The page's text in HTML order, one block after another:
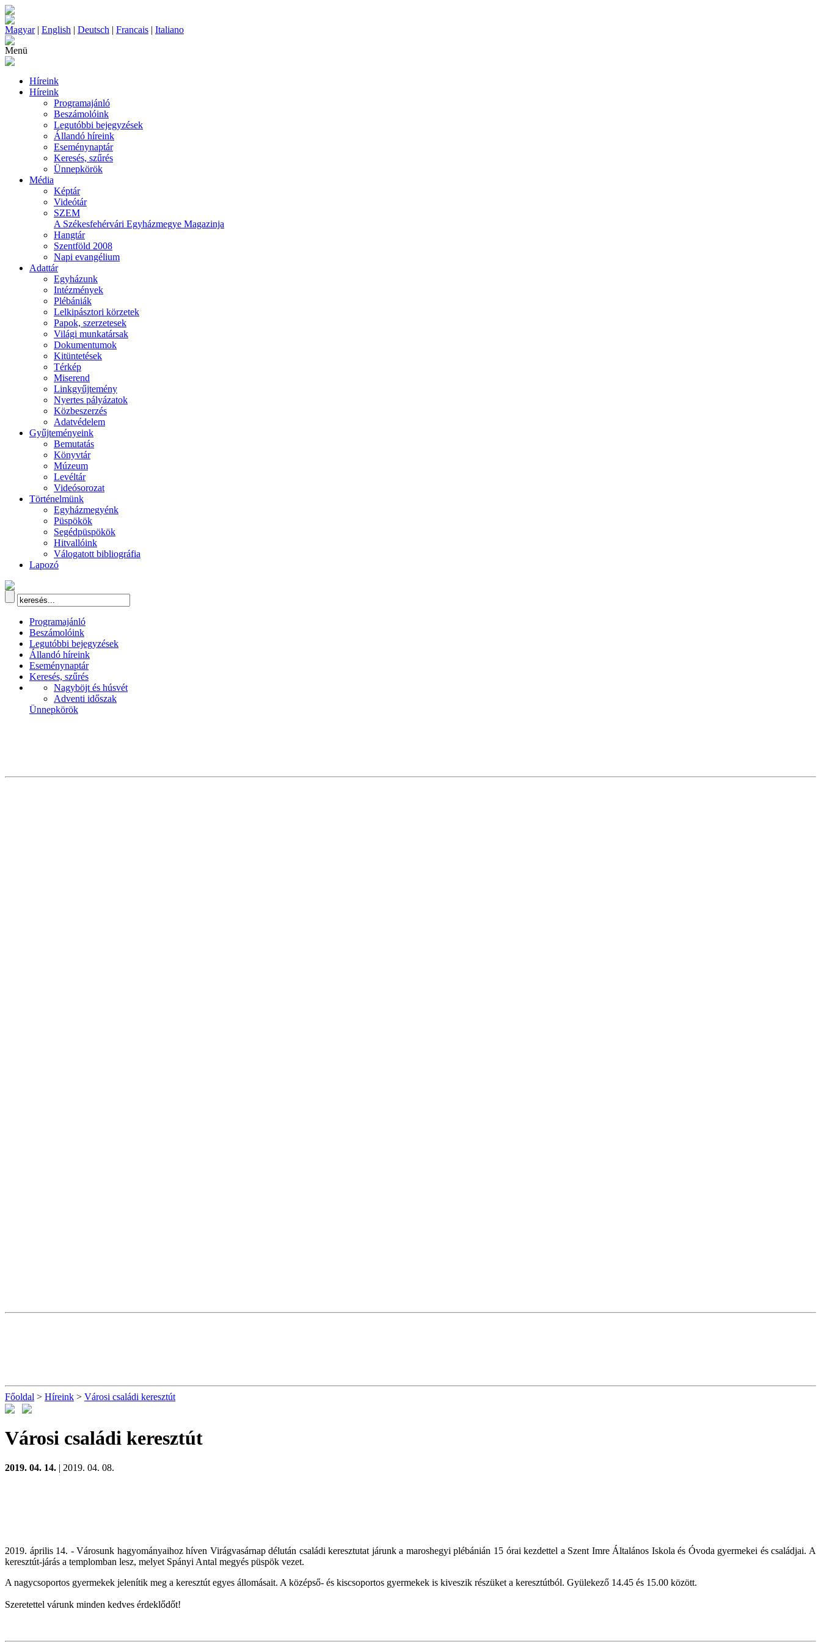
Magyar| English | Deutsch | Francais | Italiano
Menü
Híreink
Híreink
Programajánló
Beszámolóink
Legutóbbi bejegyzések
Állandó híreink
Eseménynaptár
Keresés, szűrés
Ünnepkörök
Média
Képtár
Videótár
SZEM
A Székesfehérvári Egyházmegye Magazinja
Hangtár
Szentföld 2008
Napi evangélium
Adattár
Egyházunk
Intézmények
Plébániák
Lelkipásztori körzetek
Papok, szerzetesek
Világi munkatársak
Dokumentumok
Kitüntetések
Térkép
Miserend
Linkgyűjtemény
Nyertes pályázatok
Közbeszerzés
Adatvédelem
Gyűjteményeink
Bemutatás
Könyvtár
Múzeum
Levéltár
Videósorozat
Történelmünk
Egyházmegyénk
Püspökök
Segédpüspökök
Hitvallóink
Válogatott bibliográfia
Lapozó
Programajánló
Beszámolóink
Legutóbbi bejegyzések
Állandó híreink
Eseménynaptár
Keresés, szűrés
Nagyböjt és húsvét
Adventi időszak
Ünnepkörök
Főoldal > Híreink > Városi családi keresztút
Városi családi keresztút
2019. 04. 14. | 2019. 04. 08.
2019. április 14. - Városunk hagyományaihoz híven Virágvasárnap délután családi keresztutat járunk a maroshegyi plébánián 15 órai kezdettel a Szent Imre Általános Iskola és Óvoda gyermekei és családjai. A
keresztút-járás a templomban lesz, melyet Spányi Antal megyés püspök vezet.
A nagycsoportos gyermekek jelenítik meg a keresztút egyes állomásait. A középső- és kiscsoportos gyermekek is kiveszik részüket a keresztútból. Gyülekező 14.45 és 15.00 között.
Szeretettel várunk minden kedves érdeklődőt!